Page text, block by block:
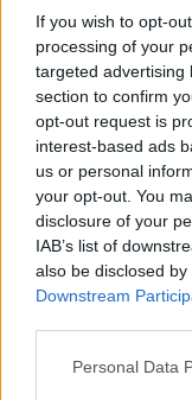
If you wish to opt-
processing of your
targeted advertising
section to confirm
opt-out request is
interest-based ads
us or personal
your opt-out. You
disclosure of your
IAB’s list of
also be disclosed
Downstream
Personal Data
a te
ÉLŐ BOLYGÓNK